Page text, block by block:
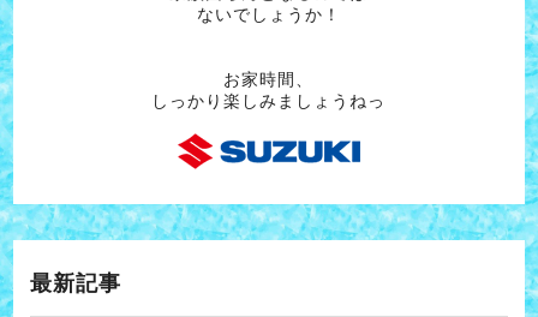
ないでしょうか！
お家時間、
しっかり楽しみましょうねっ
最新記事